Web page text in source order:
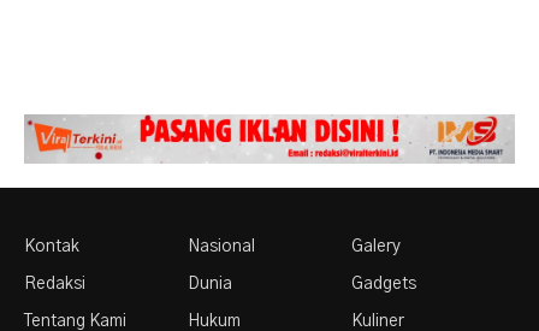
Kontak
Redaksi
Tentang Kami
Nasional
Dunia
Hukum
Galery
Gadgets
Kuliner